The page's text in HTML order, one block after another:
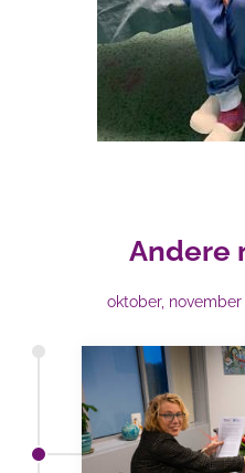
Andere
oktober,